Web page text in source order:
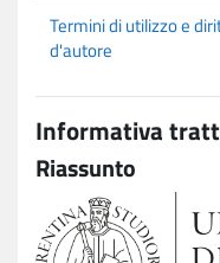
Termini di utilizzo e
d'autore
Informativa
Riassunto